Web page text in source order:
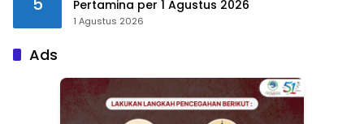
Pertamina per 1 Agustus 2026
1 Agustus 2026
Ads